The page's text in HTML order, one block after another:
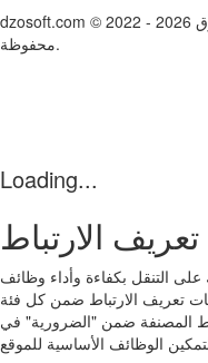
dzosoft.com © 2022 - 2026 المؤلف: المهندس أ. نصري. جميع الحقوق
محفوظة.
Loading...
الارتباط
التنقل بكفاءة وأداء وظائف
تعريف الارتباط ضمن كل فئة
المصنفة ضمن "الضرورية" في